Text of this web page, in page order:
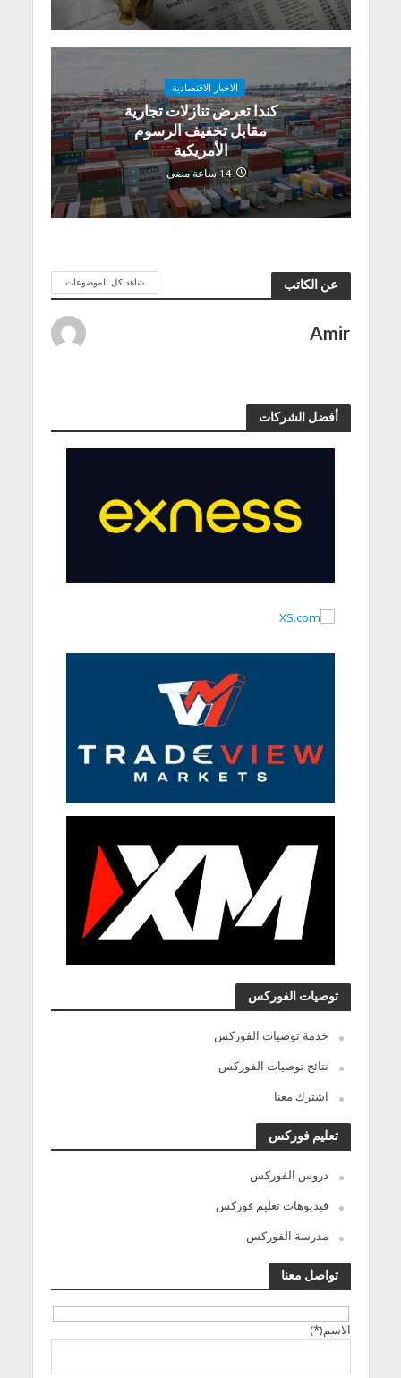
الاخبار الاقتصادية
كندا تعرض تنازلات تجارية
مقابل تخفيف الرسوم
الأمريكية
14 ساعة مضى
عن الكاتب شاهد كل الموضوعات
Amir
أفضل الشركات
توصيات الفوركس
خدمة توصيات الفوركس
نتائج توصيات الفوركس
اشترك معنا
تعليم فوركس
دروس الفوركس
فيديوهات تعليم فوركس
مدرسة الفوركس
تواصل معنا
الاسم(*)